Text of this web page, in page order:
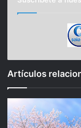
Artículos